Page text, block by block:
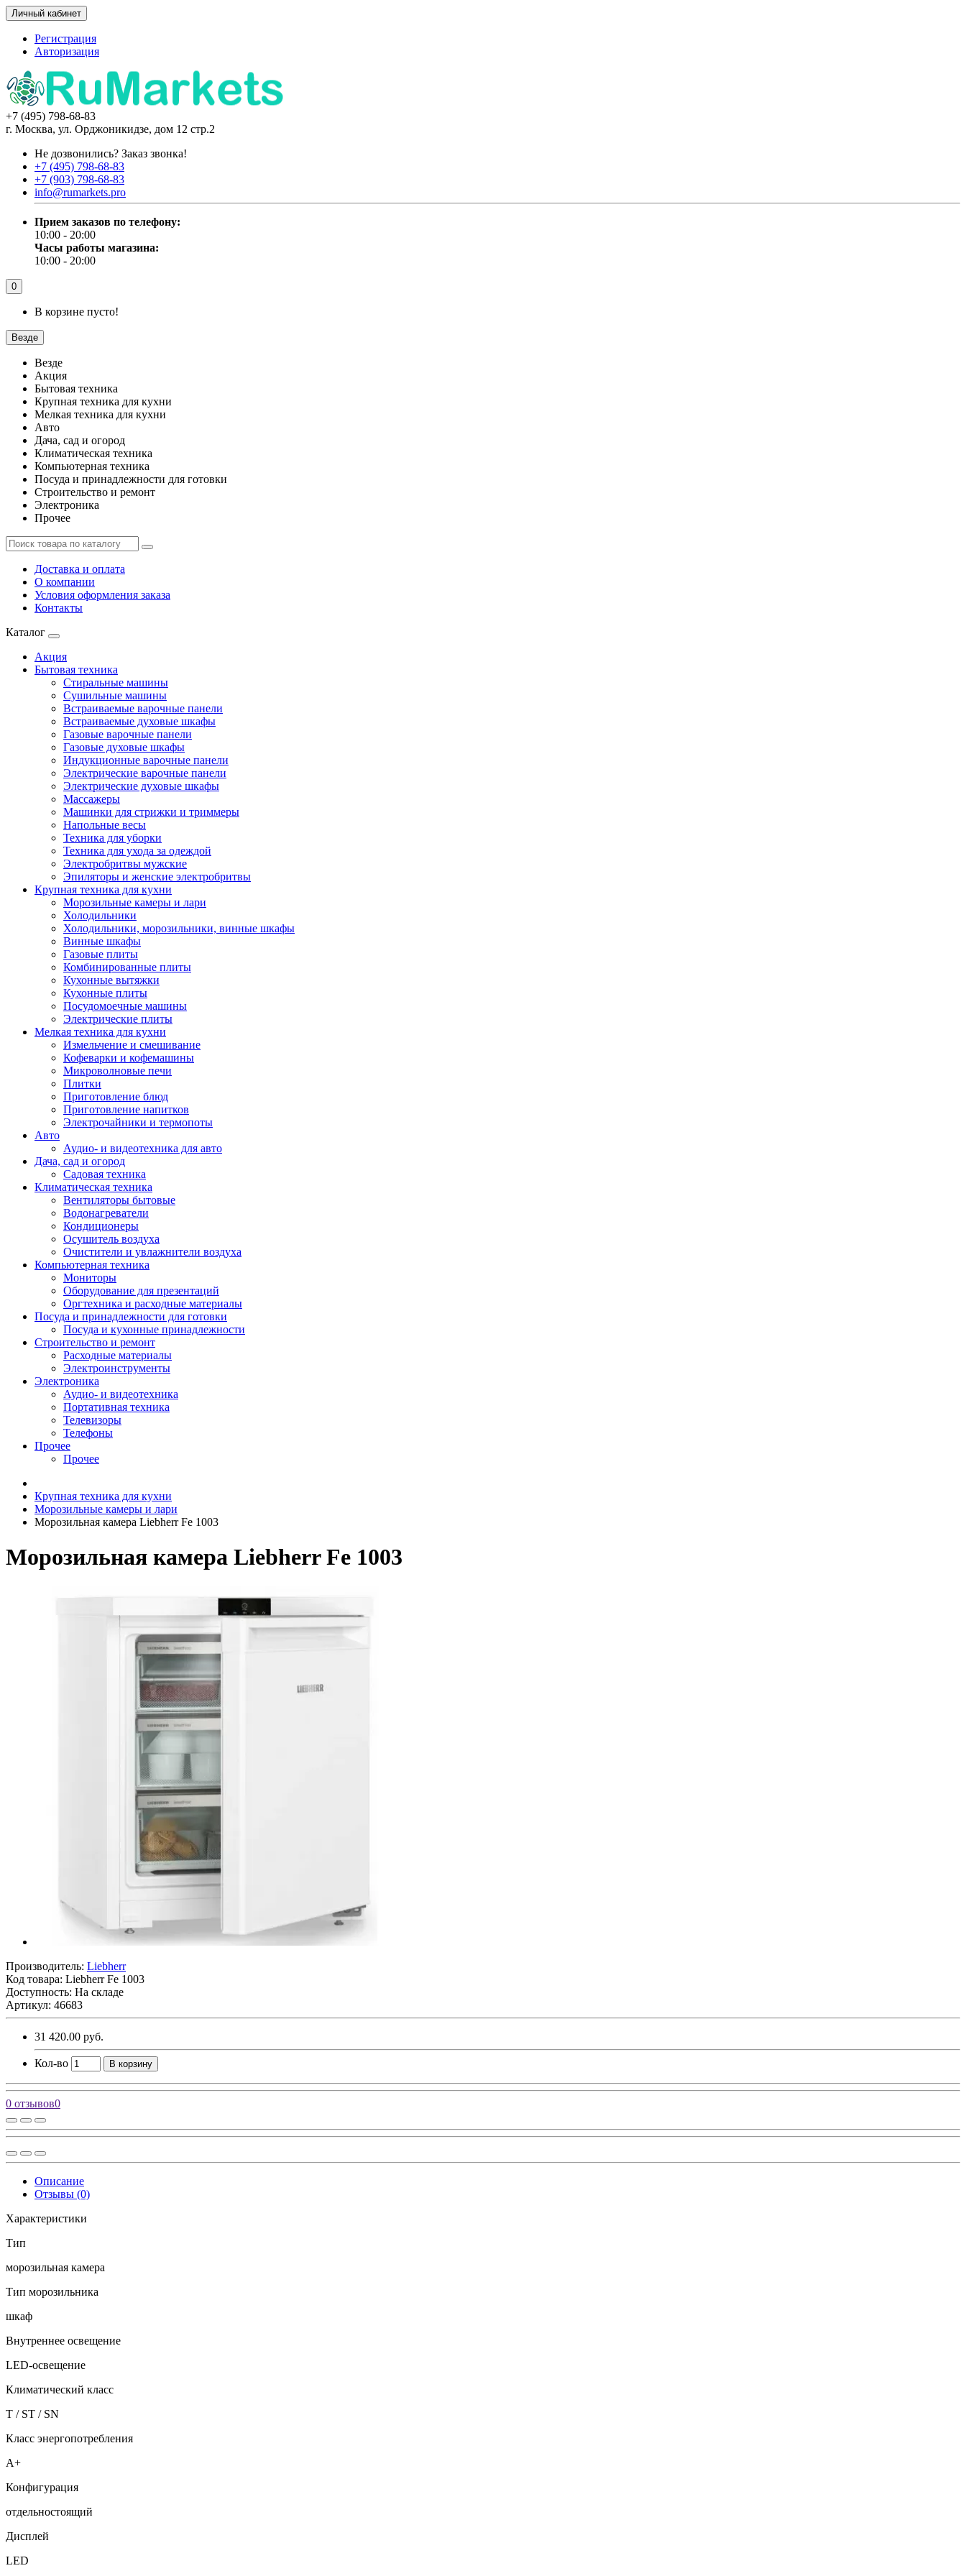
Личный кабинет
Регистрация
Авторизация
+7 (495) 798-68-83
г. Москва, ул. Орджоникидзе, дом 12 стр.2
Не дозвонились? Заказ звонка!
+7 (495) 798-68-83
+7 (903) 798-68-83
info@rumarkets.pro
Прием заказов по телефону:
10:00 - 20:00
Часы работы магазина:
10:00 - 20:00
0
В корзине пусто!
Везде
Везде
Акция
Бытовая техника
Крупная техника для кухни
Мелкая техника для кухни
Авто
Дача, сад и огород
Климатическая техника
Компьютерная техника
Посуда и принадлежности для готовки
Строительство и ремонт
Электроника
Прочее
Доставка и оплата
О компании
Условия оформления заказа
Контакты
Каталог
Акция
Бытовая техника
Стиральные машины
Сушильные машины
Встраиваемые варочные панели
Встраиваемые духовые шкафы
Газовые варочные панели
Газовые духовые шкафы
Индукционные варочные панели
Электрические варочные панели
Электрические духовые шкафы
Массажеры
Машинки для стрижки и триммеры
Напольные весы
Техника для уборки
Техника для ухода за одеждой
Электробритвы мужские
Эпиляторы и женские электробритвы
Крупная техника для кухни
Морозильные камеры и лари
Холодильники
Холодильники, морозильники, винные шкафы
Винные шкафы
Газовые плиты
Комбинированные плиты
Кухонные вытяжки
Кухонные плиты
Посудомоечные машины
Электрические плиты
Мелкая техника для кухни
Измельчение и смешивание
Кофеварки и кофемашины
Микроволновые печи
Плитки
Приготовление блюд
Приготовление напитков
Электрочайники и термопоты
Авто
Аудио- и видеотехника для авто
Дача, сад и огород
Садовая техника
Климатическая техника
Вентиляторы бытовые
Водонагреватели
Кондиционеры
Осушитель воздуха
Очистители и увлажнители воздуха
Компьютерная техника
Мониторы
Оборудование для презентаций
Оргтехника и расходные материалы
Посуда и принадлежности для готовки
Посуда и кухонные принадлежности
Строительство и ремонт
Расходные материалы
Электроинструменты
Электроника
Аудио- и видеотехника
Портативная техника
Телевизоры
Телефоны
Прочее
Прочее
Крупная техника для кухни
Морозильные камеры и лари
Морозильная камера Liebherr Fe 1003
Морозильная камера Liebherr Fe 1003
Производитель: Liebherr
Код товара: Liebherr Fe 1003
Доступность: На складе
Артикул: 46683
31 420.00 руб.
Кол-во В корзину
0 отзывов0
Описание
Отзывы (0)
Характеристики
Тип
морозильная камера
Тип морозильника
шкаф
Внутреннее освещение
LED-освещение
Климатический класс
T / ST / SN
Класс энергопотребления
A+
Конфигурация
отдельностоящий
Дисплей
LED